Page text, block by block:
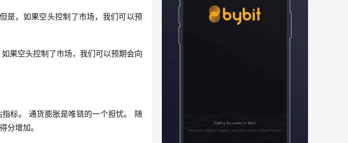
是，如果空头控制了市场，我们可以预
果空头控制了市场，我们可以预期会向
标。 通货膨胀是唯链的一个担忧。 随
分增加。